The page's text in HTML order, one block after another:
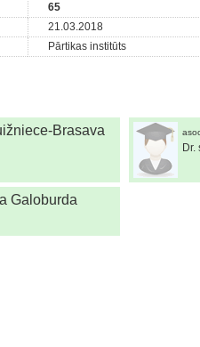
65
21.03.2018
Pārtikas institūts
Brasava
Dr.
Galoburda